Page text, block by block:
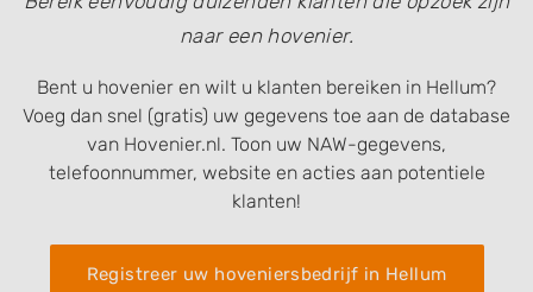
naar een hovenier.
Bent u hovenier en wilt u klanten bereiken in Hellum?
Voeg dan snel (gratis) uw gegevens toe aan de database
van Hovenier.nl. Toon uw NAW-gegevens,
telefoonnummer, website en acties aan potentiele
klanten!
Registreer uw hoveniersbedrijf in Hellum